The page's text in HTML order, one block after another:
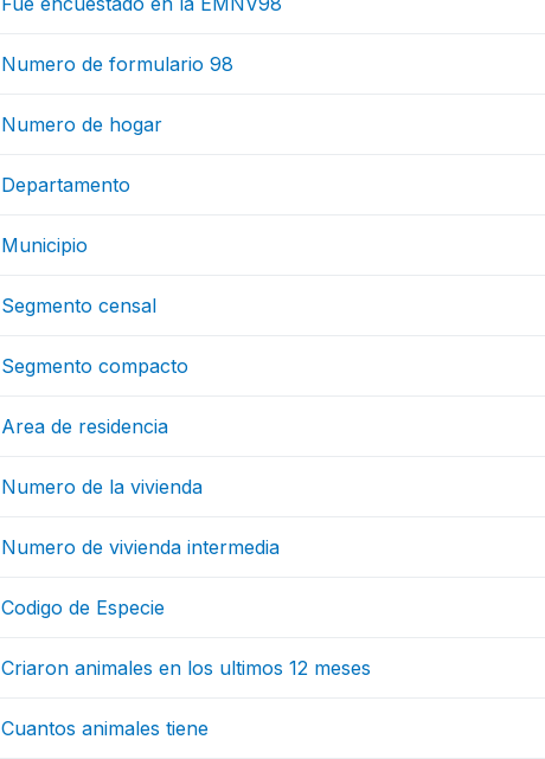
Numero de formulario 98
Numero de hogar
Departamento
Municipio
Segmento censal
Segmento compacto
Area de residencia
Numero de la vivienda
Numero de vivienda intermedia
Codigo de Especie
Criaron animales en los ultimos 12 meses
Cuantos animales tiene